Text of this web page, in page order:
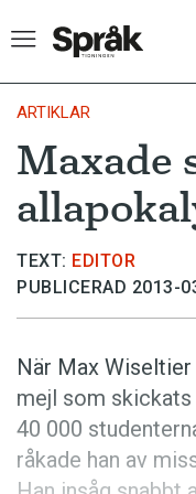
Hem
Artiklar
Krönikor
Språkfrågor
Bokrecensioner
Kviss
Podden
ARTIKLAR
Maxade
TEXT: EDITOR
PUBLICERAD 2013-
När Max
mejl som
40 000
råkade han av